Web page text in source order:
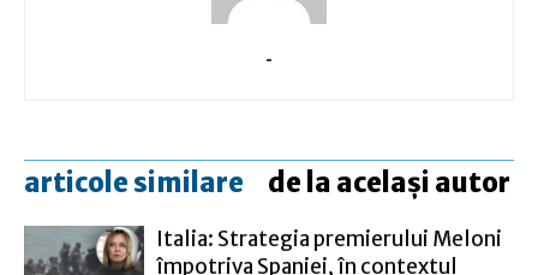
-
articole similare de la același autor
Italia: Strategia premierului Meloni
împotriva Spaniei, în contextul